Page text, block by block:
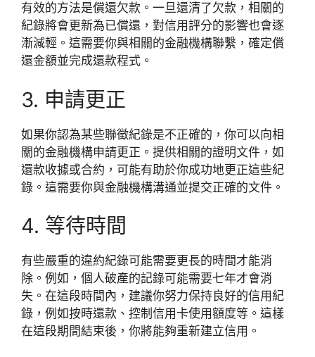
有效的方法是償還欠款。一旦還清了欠款，相關的
紀錄將會更新為已償還，對信用評分的影響也會逐
漸減輕。這需要你與相關的金融機構聯繫，確定償
還金額並完成還款程式。
3. 申請更正
如果你認為某些聯徵紀錄是不正確的，你可以向相
關的金融機構申請更正。提供相關的證明文件，如
還款收據或合約，可能有助於你成功地更正這些紀
錄。這需要你與金融機構溝通並提交正確的文件。
4. 等待時間
有些嚴重的違約紀錄可能需要更長的時間才能消
除。例如，個人破產的記錄可能需要七年才會消
失。在這段時間內，建議你努力保持良好的信用紀
錄，例如按時還款、控制信用卡使用額度等。這樣
在這段期間結束後，你將能夠重新建立信用。